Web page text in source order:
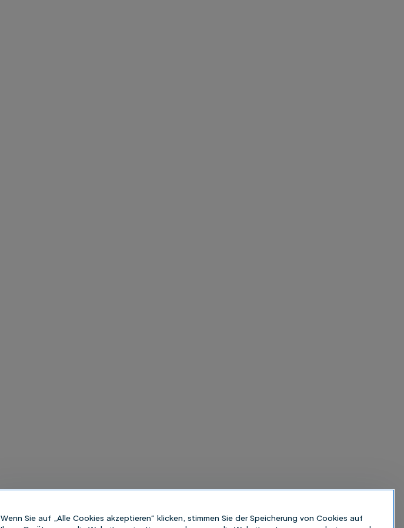
Wenn Sie auf „Alle Cookies akzeptieren“ klicken, stimmen Sie der Speicherung von Cookies auf